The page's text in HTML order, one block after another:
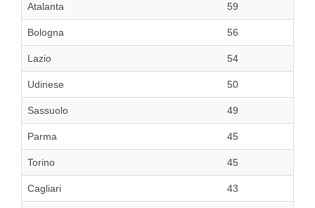
Atalanta 59
Bologna 56
Lazio 54
Udinese 50
Sassuolo 49
Parma 45
Torino 45
Cagliari 43